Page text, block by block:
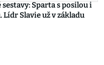
Sparta s posilou i
Slavie už v základu